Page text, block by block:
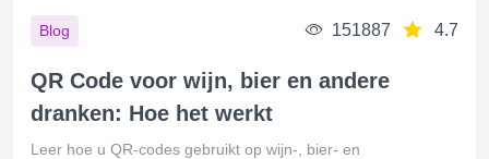
Blog 151887 4.7
QR Code voor wijn, bier en andere
dranken: Hoe het werkt
Leer hoe u QR-codes gebruikt op wijn-, bier- en